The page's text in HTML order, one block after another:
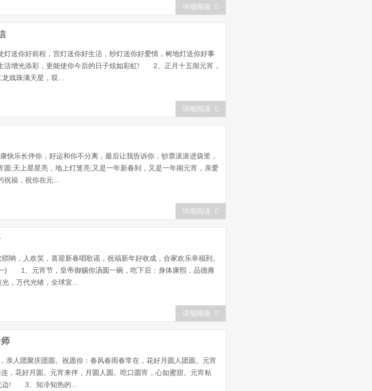
详细阅读
你好前程，宫灯送你好生活，纱灯送你好爱情，树地灯送你好事
活增光添彩，更能使你今后的日子炫如彩虹! 2、正月十五闹元宵，
戏珠满天星，双...
详细阅读
乐长伴你，好运和你不分离，最后让我告诉你，钞票滚滚进袋里，
天上星星亮，地上灯笼亮;又是一年新春到，又是一年闹元宵，亲爱
福，祝你在元...
详细阅读
呐，人欢笑，喜迎新春唱歌谣，祝福新年好收成，合家欢乐幸福到。
1、元宵节，皇帝御赐你汤圆一碗，吃下后：身体康熙，品德雍
，万代光绪，全球宣...
详细阅读
亲人团聚庆团圆。祝愿你：春风春雨春常在，花好月圆人团圆。元宵
花好月圆。元宵来伴，月圆人圆。吃口圆宵，心如蜜甜。元宵粘
边! 3、知冷知热的...